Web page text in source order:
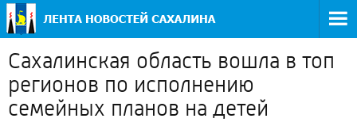
Сахалинская область вошла в топ
регионов по исполнению
семейных планов на детей